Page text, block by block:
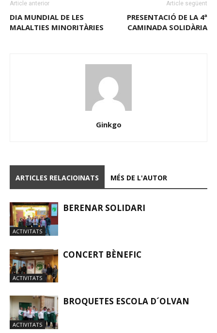
Article anterior
DIA MUNDIAL DE LES
MALALTIES MINORITÀRIES
Article següent
PRESENTACIÓ DE LA 4ª
CAMINADA SOLIDÀRIA
Ginkgo
ARTICLES RELACIOINATS MÉS DE L'AUTOR
ACTIVITATS
BERENAR SOLIDARI
ACTIVITATS
CONCERT BÈNEFIC
ACTIVITATS
BROQUETES ESCOLA D´OLVAN